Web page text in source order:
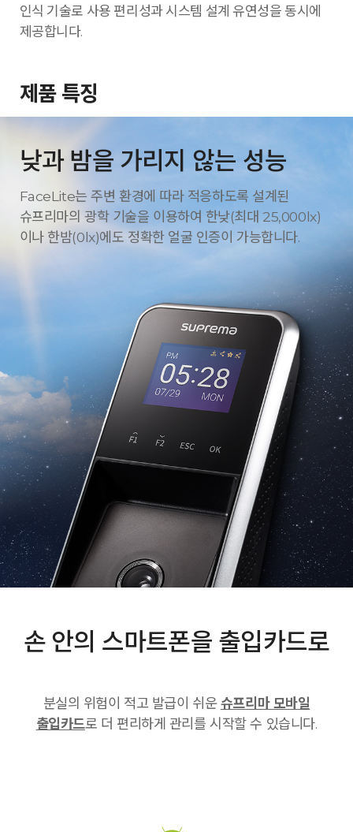
인식 기술로 사용 편리성과 시스템 설계 유연성을 동시에
제공합니다.
제품 특징
낮과 밤을 가리지 않는 성능
FaceLite는 주변 환경에 따라 적응하도록 설계된
슈프리마의 광학 기술을 이용하여 한낮(최대 25,000lx)
이나 한밤(0lx)에도 정확한 얼굴 인증이 가능합니다.
손 안의 스마트폰을 출입카드로
분실의 위험이 적고 발급이 쉬운슈프리마 모바일
출입카드로 더 편리하게 관리를 시작할 수 있습니다.